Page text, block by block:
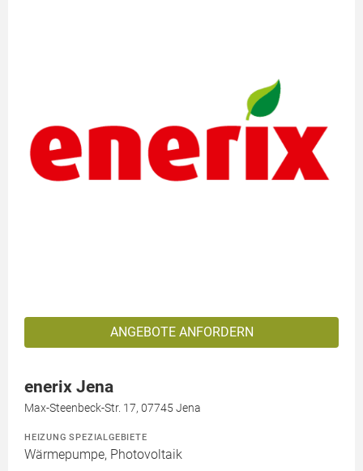
ANGEBOTE ANFORDERN
enerix Jena
Max-Steenbeck-Str. 17, 07745 Jena
HEIZUNG SPEZIALGEBIETE
Wärmepumpe, Photovoltaik